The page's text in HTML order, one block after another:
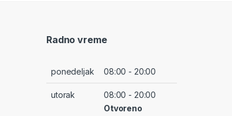
Radno vreme
ponedeljak 08:00 - 20:00
utorak
08:00 - 20:00
Otvoreno